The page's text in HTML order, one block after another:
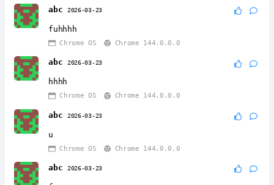
abc 2026-03-23
fuhhhh
Chrome OS Chrome 144.0.0.0
abc 2026-03-23
hhhh
Chrome OS Chrome 144.0.0.0
abc 2026-03-23
u
Chrome OS Chrome 144.0.0.0
abc 2026-03-23